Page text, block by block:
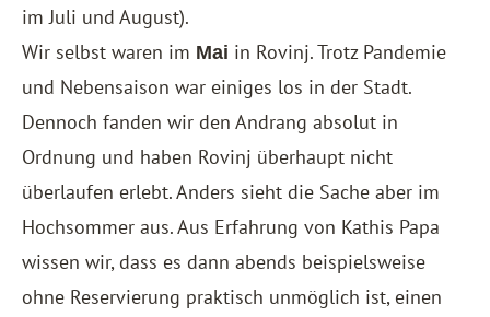
im Juli und August).
Wir selbst waren im Mai in Rovinj. Trotz Pandemie
und Nebensaison war einiges los in der Stadt.
Dennoch fanden wir den Andrang absolut in
Ordnung und haben Rovinj überhaupt nicht
überlaufen erlebt. Anders sieht die Sache aber im
Hochsommer aus. Aus Erfahrung von Kathis Papa
wissen wir, dass es dann abends beispielsweise
ohne Reservierung praktisch unmöglich ist, einen